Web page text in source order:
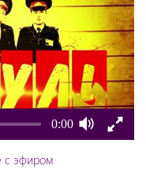
0:00
с эфиром